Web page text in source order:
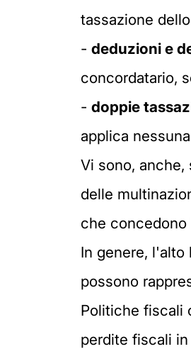
tassazione
- deduzioni e
concordatario,
- doppie
applica
Vi sono,
delle
che concedono
In genere,
possono
Politiche fiscali
perdite fiscali